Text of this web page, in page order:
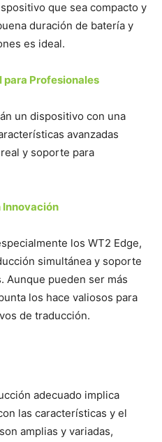
que sea compacto y
duración de batería y
es ideal.
para Profesionales
un dispositivo con una
avanzadas
y soporte para
los WT2 Edge,
simultánea y soporte
Aunque pueden ser más
los hace valiosos para
de traducción.
adecuado implica
las características y el
amplias y variadas,